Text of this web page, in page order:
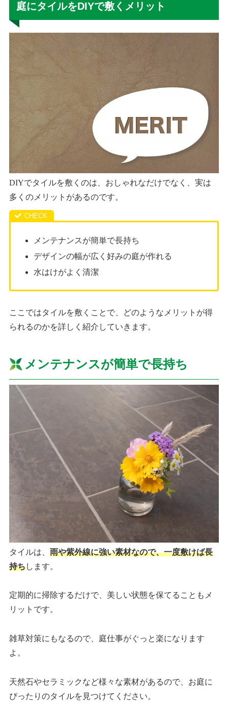
庭にタイルをDIYで敷くメリット
DIYでタイルを敷くのは、おしゃれなだけでなく、実は
多くのメリットがあるのです。
メンテナンスが簡単で長持ち
デザインの幅が広く好みの庭が作れる
水はけがよく清潔
ここではタイルを敷くことで、どのようなメリットが得
られるのかを詳しく紹介していきます。
メンテナンスが簡単で長持ち
タイルは、雨や紫外線に強い素材なので、一度敷けば長
持ちします。
定期的に掃除するだけで、美しい状態を保てることもメ
リットです。
雑草対策にもなるので、庭仕事がぐっと楽になります
よ。
天然石やセラミックなど様々な素材があるので、お庭に
ぴったりのタイルを見つけてください。